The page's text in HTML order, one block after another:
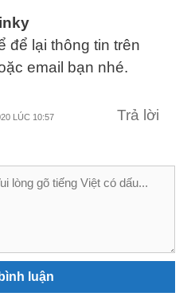
để lại thông tin trên
email bạn nhé.
LÚC 10:57 Trả lời